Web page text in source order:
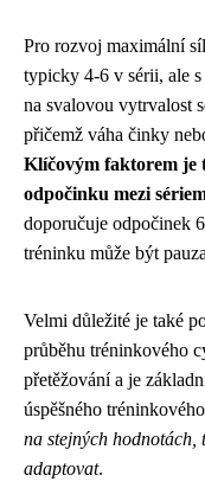
Pro rozvoj maximální
typicky 4-6 v sérii, ale
na svalovou vytrvalost
přičemž váha činky
Klíčovým faktorem je
odpočinku mezi
doporučuje odpočinek
tréninku může být
Velmi důležité je také
průběhu tréninkového
přetěžování a je
úspěšného
na stejných hodnotách,
adaptovat.